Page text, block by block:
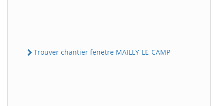
Trouver chantier fenetre MAILLY-LE-CAMP